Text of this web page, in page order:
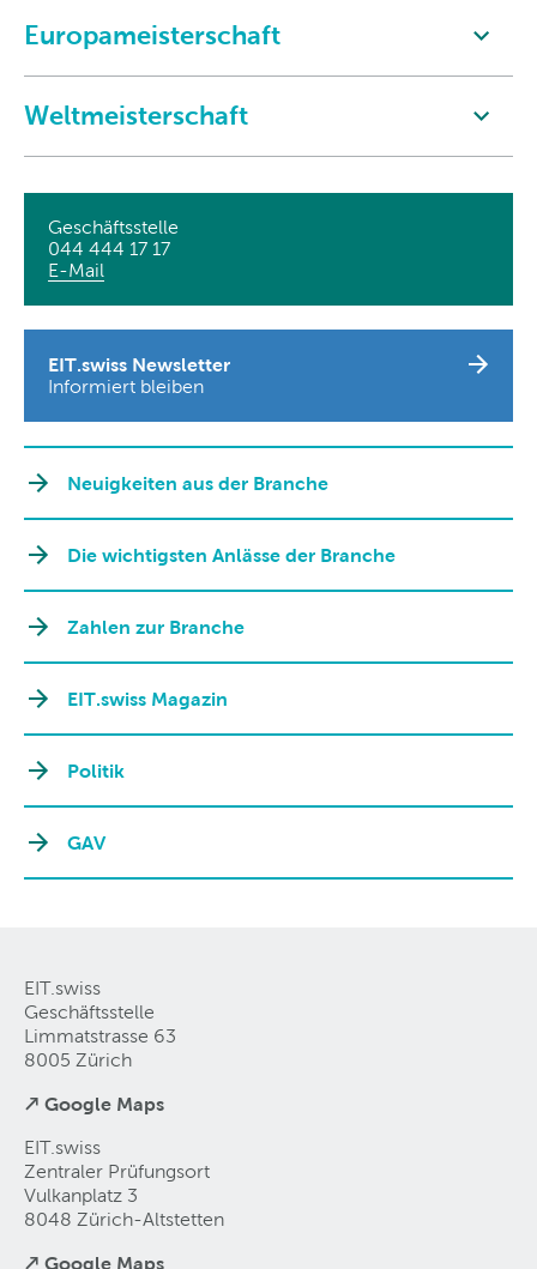
Europameisterschaft
Weltmeisterschaft
Geschäftsstelle
044 444 17 17
E-Mail
EIT.swiss Newsletter
Informiert bleiben
Neuigkeiten aus der Branche
Die wichtigsten Anlässe der Branche
Zahlen zur Branche
EIT.swiss Magazin
Politik
GAV
EIT.swiss
Geschäftsstelle
Limmatstrasse 63
8005 Zürich
↗ Google Maps
EIT.swiss
Zentraler Prüfungsort
Vulkanplatz 3
8048 Zürich-Altstetten
↗ Google Maps